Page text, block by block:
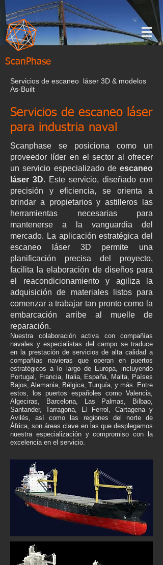
ScanPhase
Servicios de escaneo láser 3D & modelos
As-Built
Servicios de escaneo láser
para industria naval
Scanphase se posiciona como un
proveedor líder en el sector al ofrecer
un servicio especializado de escaneo
láser 3D. Este servicio, diseñado con
precisión y eficiencia, se orienta a
brindar a propietarios y astilleros las
herramientas necesarias para
mantenerse a la vanguardia del
mercado. La aplicación estratégica del
escaneo láser 3D permite una
planificación precisa del proyecto,
facilita la elaboración de diseños para
el reacondicionamiento y agiliza la
adquisición de materiales listos para
comenzar a trabajar tan pronto como la
embarcación arribe al muelle de
reparación.
Nuestra colaboración activa con compañías
navales y especialistas del campo se traduce
en la prestación de servicios de alta calidad a
compañías navieras que operan en puertos
estratégicos a lo largo de Europa, incluyendo
Portugal, Francia, Italia, España, Malta, Países
Bajos, Alemania, Bélgica, Turquía, y más. Entre
estos, los puertos españoles como Valencia,
Algeciras, Barcelona, Las Palmas, Bilbao,
Santander, Tarragona, El Ferrol, Cartagena y
Avilés, así como las regiones del norte de
África, son áreas clave en las que desplegamos
nuestra especialización y compromiso con la
excelencia en el servicio.